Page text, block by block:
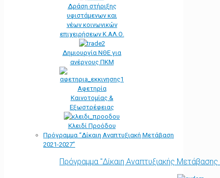
Δράση στήριξης
υφιστάμενων και
νέων κοινωνικών
επιχειρήσεων Κ.ΑΛ.Ο.
Δημιουργία ΝΘΕ για
ανέργους ΠΚΜ
Αφετηρία
Kαινοτομίας &
Εξωστρέφειας
Κλειδί Προόδου
Πρόγραμμα “Δίκαιη Αναπτυξιακή Μετάβαση
2021-2027”
Πρόγραμμα "Δίκαιη Αναπτυξιακής